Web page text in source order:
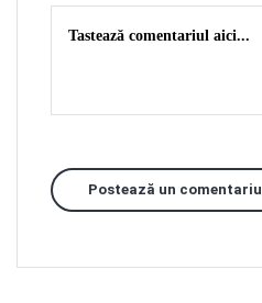
Postează un comentariu